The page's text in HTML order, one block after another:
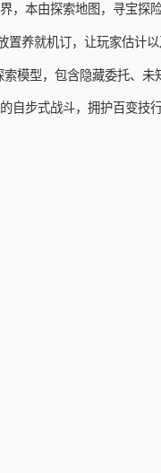
，本由探索地图，寻宝探
置养就机订，让玩家估计
模型，包含隐藏委托、
自步式战斗，拥护百变技